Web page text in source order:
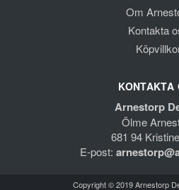
Om
Kontakta
KONTAKTA
Arnestorp
Ölme
681 94
E-post:
Copyright © 2019 Arnestorp